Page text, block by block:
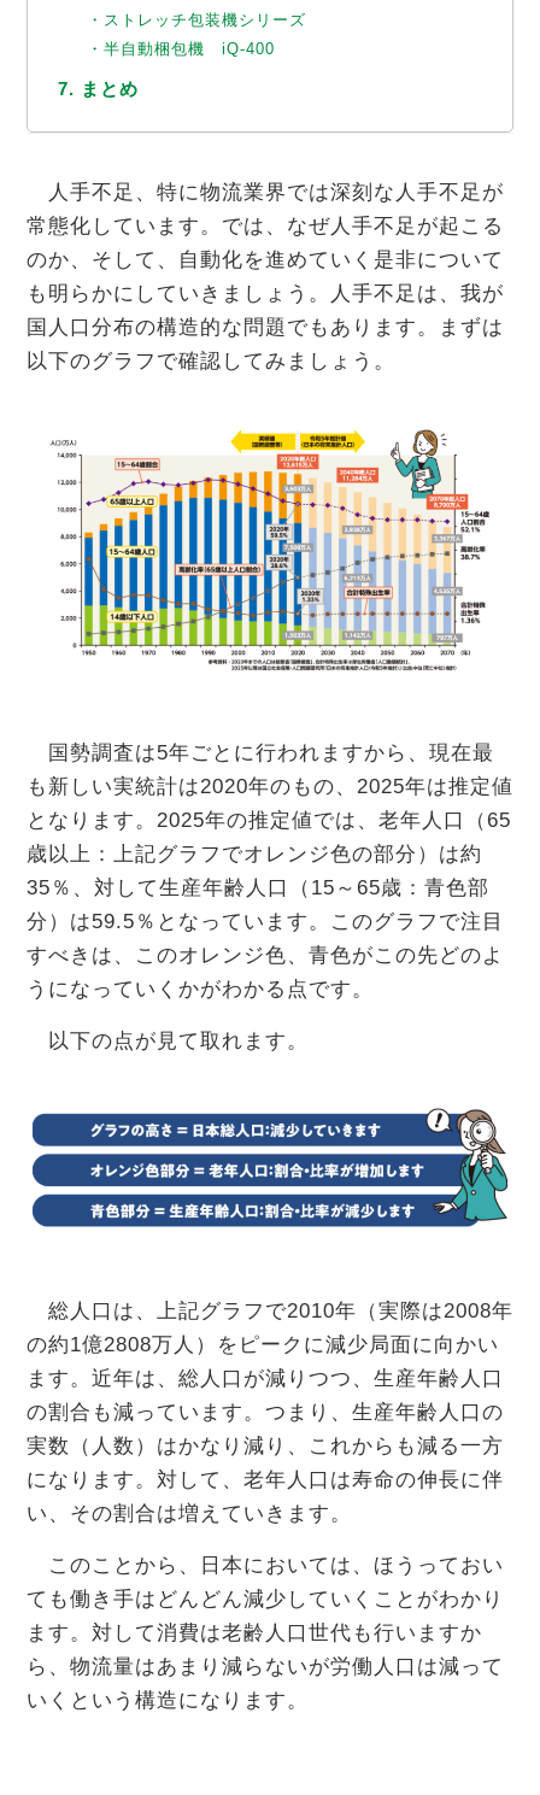
・ストレッチ包装機シリーズ
・半自動梱包機 iQ-400
7. まとめ
人手不足、特に物流業界では深刻な人手不足が
常態化しています。では、なぜ人手不足が起こる
のか、そして、自動化を進めていく是非について
も明らかにしていきましょう。人手不足は、我が
国人口分布の構造的な問題でもあります。まずは
以下のグラフで確認してみましょう。
国勢調査は5年ごとに行われますから、現在最
も新しい実統計は2020年のもの、2025年は推定値
となります。2025年の推定値では、老年人口（65
歳以上：上記グラフでオレンジ色の部分）は約
35％、対して生産年齢人口（15～65歳：青色部
分）は59.5％となっています。このグラフで注目
すべきは、このオレンジ色、青色がこの先どのよ
うになっていくかがわかる点です。
以下の点が見て取れます。
総人口は、上記グラフで2010年（実際は2008年
の約1億2808万人）をピークに減少局面に向かい
ます。近年は、総人口が減りつつ、生産年齢人口
の割合も減っています。つまり、生産年齢人口の
実数（人数）はかなり減り、これからも減る一方
になります。対して、老年人口は寿命の伸長に伴
い、その割合は増えていきます。
このことから、日本においては、ほうっておい
ても働き手はどんどん減少していくことがわかり
ます。対して消費は老齢人口世代も行いますか
ら、物流量はあまり減らないが労働人口は減って
いくという構造になります。